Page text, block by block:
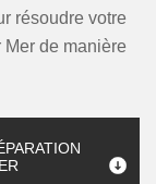
résoudre votre
Mer de manière